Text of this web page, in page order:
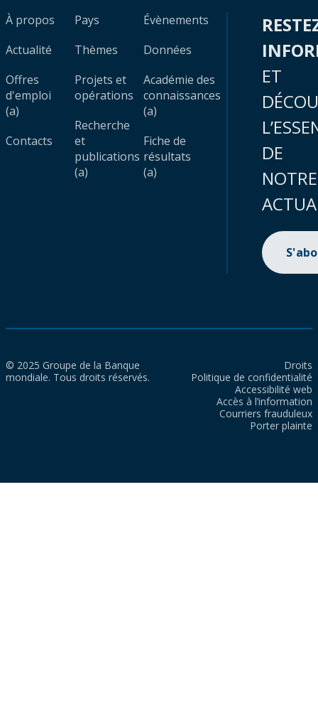
À propos
Actualité
Offres
d'emploi
(a)
Contacts
Pays
Thèmes
Projets et
opérations
Recherche
et
publications
(a)
Évènements
Données
Académie des
connaissances
(a)
Fiche de
résultats
(a)
ET
DE
NOTRE
© 2025 Groupe de la Banque
mondiale. Tous droits réservés.
Droits
Politique de confidentialité
Accessibilité web
Accès à l’information
Courriers frauduleux
Porter plainte